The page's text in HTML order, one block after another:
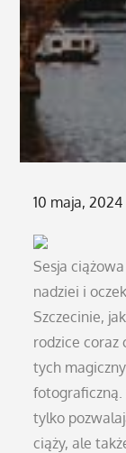
Posted
10 maja, 2024
Sesja
nadziei i
Szczecinie,
rodzice coraz
tych
fotograficzną.
tylko
ciąży, ale